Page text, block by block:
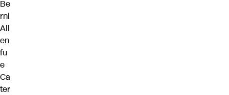
Be
rni
All
en
fu
e
Ca
ter